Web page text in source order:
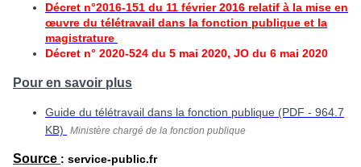
Décret n°2016-151 du 11 février 2016 relatif à la mise en
œuvre du télétravail dans la fonction publique et la
magistrature
Décret n° 2020-524 du 5 mai 2020, JO du 6 mai 2020
Pour en savoir plus
Guide du télétravail dans la fonction publique (PDF - 964.7
KB)
Ministère chargé de la fonction publique
Source : service-public.fr